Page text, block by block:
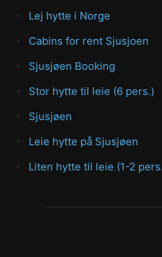
Lej hytte i Norge
Cabins for rent Sjusjoen
Sjusjøen Booking
Stor hytte til leie (6 pers.)
Sjusjøen
Leie hytte på Sjusjøen
Liten hytte til leie (1-2